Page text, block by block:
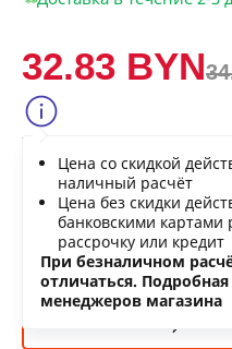
32.83 BYN
Цена со скидкой
наличный расчёт
Цена без скидки
банковскими
рассрочку или кредит
При безналичном
отличаться.
менеджеров магазина
Нашли дешевле?